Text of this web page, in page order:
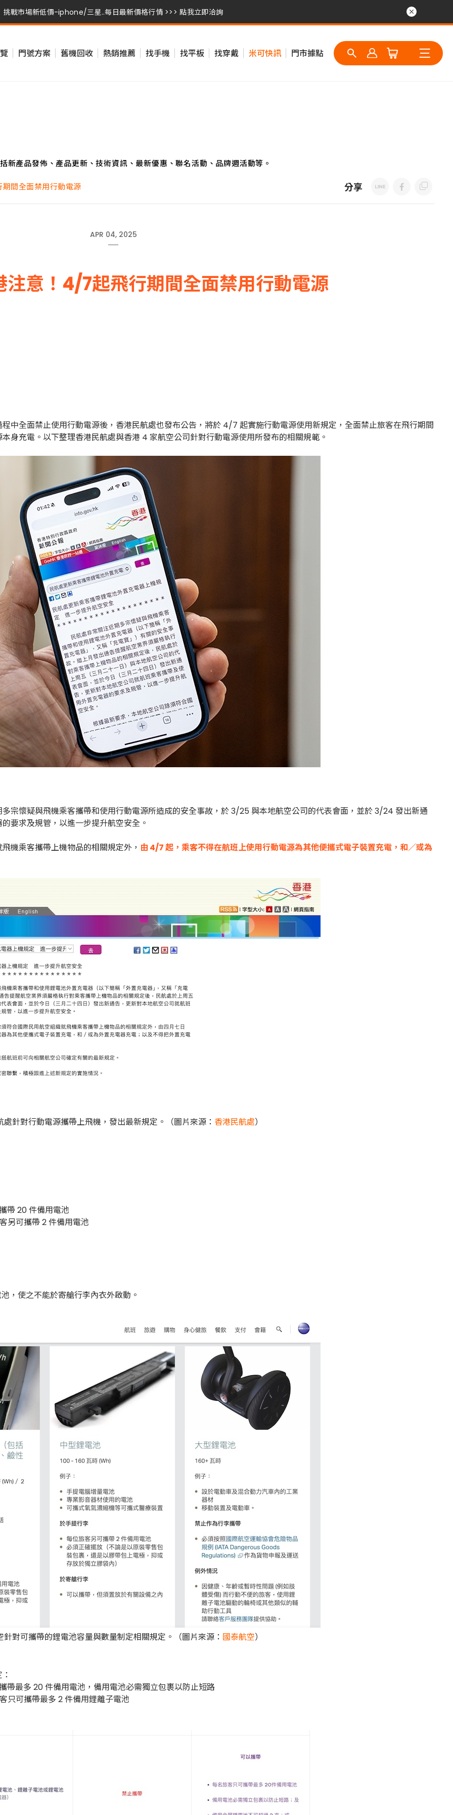
挑戰市場新低價-iphone/三星..每日最新價格行情 >>> 點我立即洽詢
挑戰市場新低價-iphone/三星..每日最新價格行情 >>> 點我立即洽詢
門號方案 舊機回收 熱銷推薦 找手機 找平板 找穿戴 米可快訊 門市據點
產品發佈、產品更新、技術資訊、最新優惠、聯名活動、品牌週活動等。
間全面禁用行動電源 分享
APR 04, 2025
注意！4/7起飛行期間全面禁用行動電源
中全面禁止使用行動電源後，香港民航處也發布公告，將於 4/7 起實施行動電源使用新規定，全面禁止旅客在飛行期間
身充電。以下整理香港民航處與香港 4 家航空公司針對行動電源使用所發布的相關規範。
宗懷疑與飛機乘客攜帶和使用行動電源所造成的安全事故，於 3/25 與本地航空公司的代表會面，並於 3/24 發出新通
要求及規管，以進一步提升航空安全。
機乘客攜帶上機物品的相關規定外， 由 4/7 起，乘客不得在航班上使用行動電源為其他便攜式電子裝置充電，和／或為
針對行動電源攜帶上飛機，發出最新規定。（圖片來源： 香港民航處）
帶 20 件備用電池
另可攜帶 2 件備用電池
，使之不能於寄艙行李內衣外啟動。
對可攜帶的鋰電池容量與數量制定相關規定。（圖片來源： 國泰航空）
帶最多 20 件備用電池，備用電池必需獨立包裹以防止短路
只可攜帶最多 2 件備用鋰離子電池